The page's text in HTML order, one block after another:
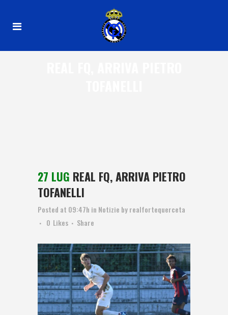
27 LUG REAL FQ, ARRIVA PIETRO
TOFANELLI
Posted at 09:47h in Notizie byrealfortequerceta
0 Likes Share